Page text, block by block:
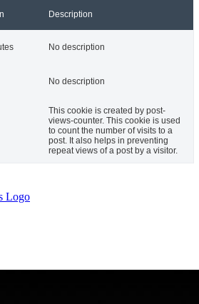
Description
No description
No description
This cookie is created by post-
views-counter. This cookie is used
to count the number of visits to a
post. It also helps in preventing
repeat views of a post by a visitor.